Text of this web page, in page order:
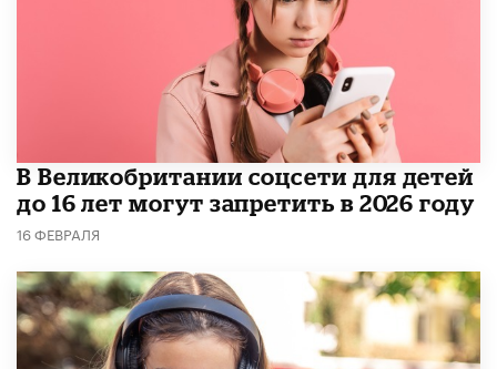
В Великобритании соцсети для детей
до 16 лет могут запретить в 2026 году
16 ФЕВРАЛЯ